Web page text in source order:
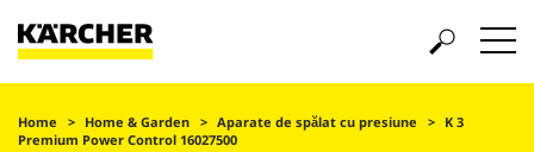
Home Home & Garden Aparate de spălat cu presiune
K 3
Premium Power Control 16027500